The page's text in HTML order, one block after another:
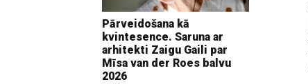
Pārveidošana kā
kvintesence. Saruna ar
arhitekti Zaigu Gaili par
Mīsa van der Roes balvu
2026